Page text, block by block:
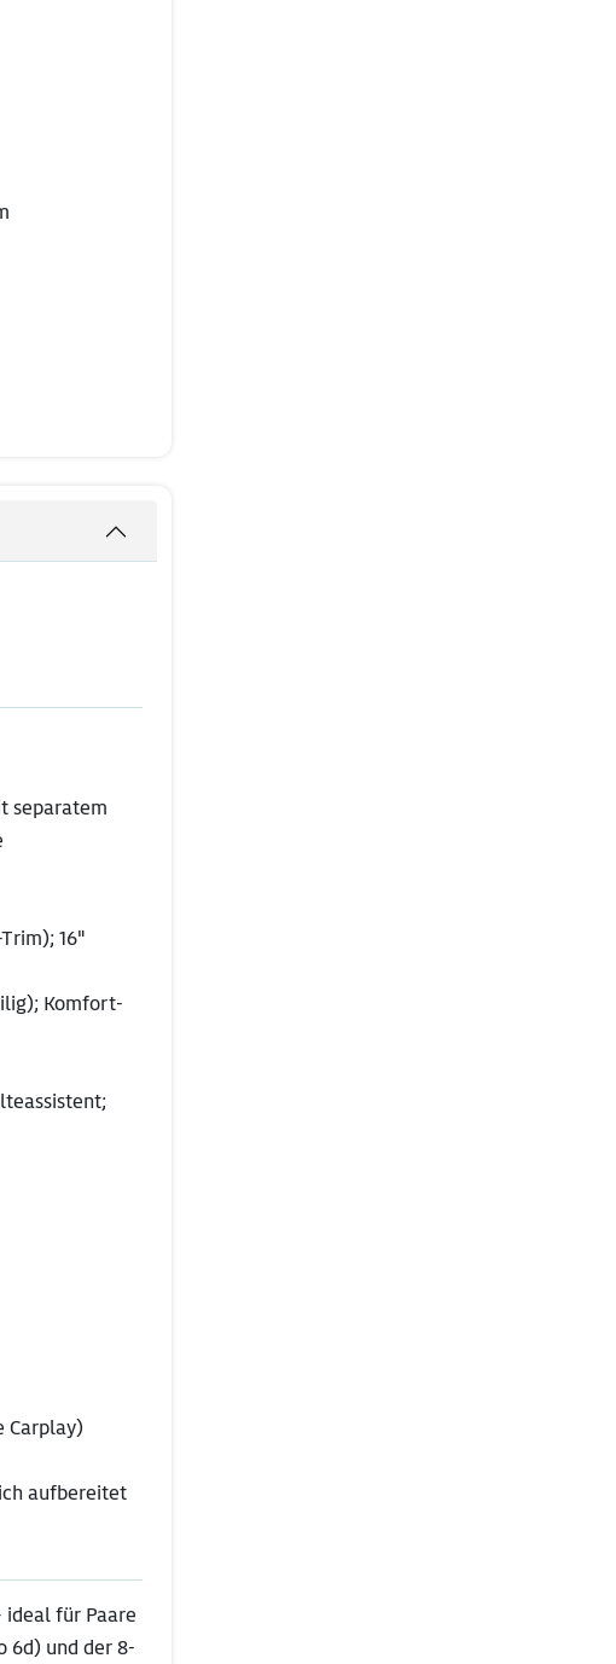
separatem
16"
Komfort-
Carplay)
aufbereitet
ideal für Paare
6d) und der 8-